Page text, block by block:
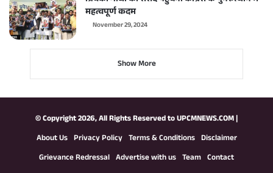
महत्वपूर्ण कदम
November 29, 2024
Show More
© Copyright 2026, All Rights Reserved toUPCMNEWS.COM|
About Us Privacy Policy Terms & Conditions Disclaimer
Grievance Redressal Advertise with us Team Contact